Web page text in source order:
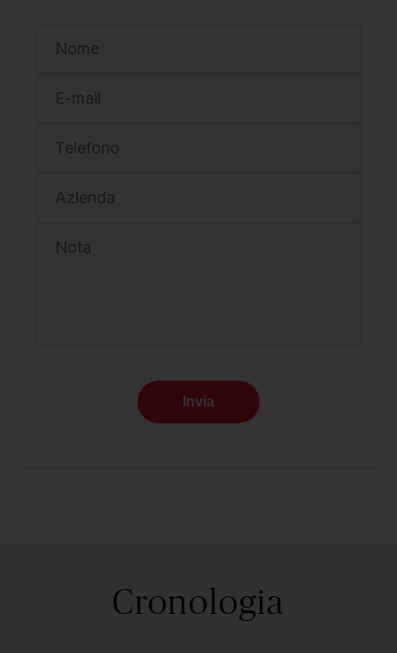
Nome
E-mail
Telefono
Azienda
Nota
Invia
Cronologia